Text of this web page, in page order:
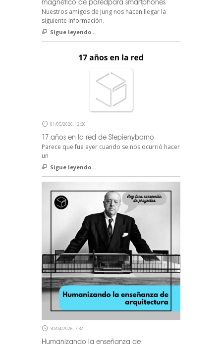
magnético de paredpara smartphones
Nuestros amigos de Jung nos hacen llegar la
siguiente información.
Sigue leyendo...
01/05/2026, 12:36
17 años en la red de Stepienybarno
Parece que fue ayer cuando se nos ocurrió hacer
un
Sigue leyendo...
30/04/2026, 7:32
Humanizando la enseñanza de